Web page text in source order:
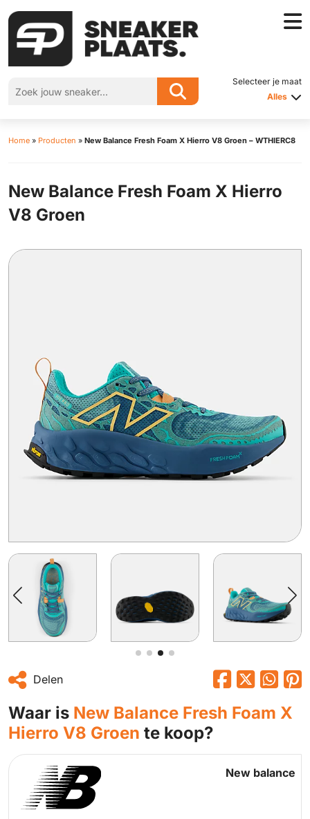
Selecteer je maat
Alles
Home » Producten » New Balance Fresh Foam X Hierro V8 Groen – WTHIERC8
New Balance Fresh Foam X Hierro
V8 Groen
Delen
Waar is New Balance Fresh Foam X
Hierro V8 Groen te koop?
New balance